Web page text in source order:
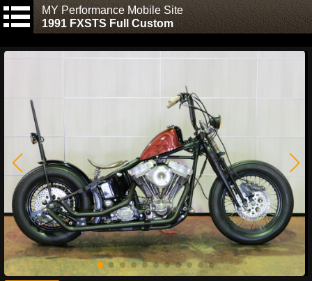
MY Performance Mobile Site
1991 FXSTS Full Custom